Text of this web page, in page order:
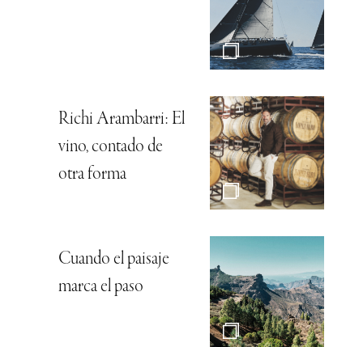
Richi Arambarri: El
vino, contado de
otra forma
Cuando el paisaje
marca el paso